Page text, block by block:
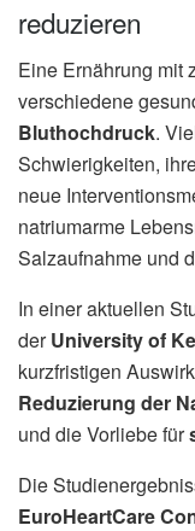
reduzieren
Eine Ernährung mit
verschiedene
Bluthochdruck.
Schwierigkeiten,
neue
natriumarme
Salzaufnahme und
In einer aktuellen
derUniversity of
kurzfristigen
Reduzierung der
und die Vorliebe für
Die
EuroHeartCare